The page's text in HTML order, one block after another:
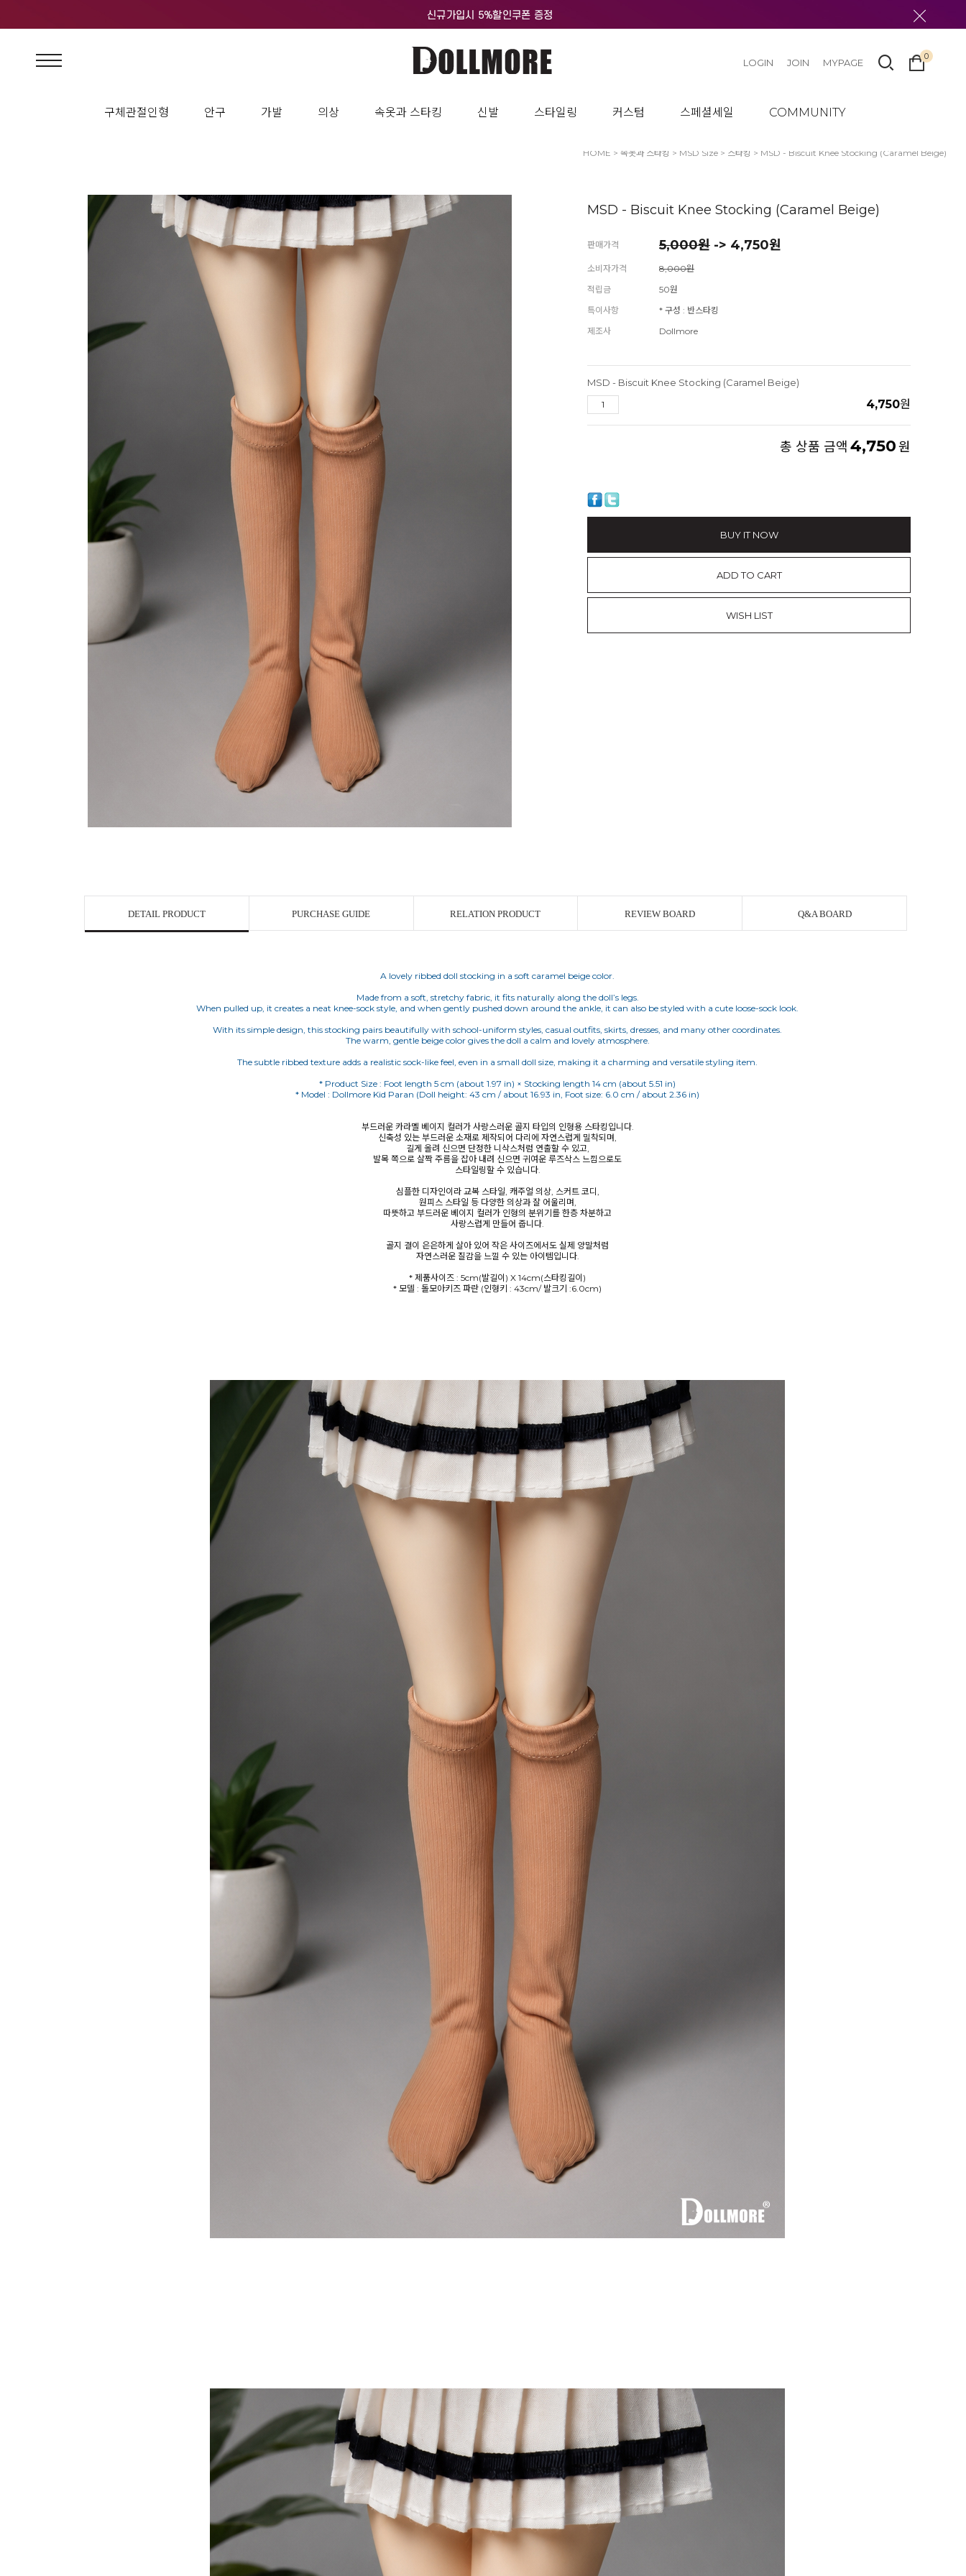
구체관절인형 안구 가발 의상 속옷과 스타킹 신발 스타일링 커스텀 스페셜세일 COMMUNITY
LOGIN JOIN MYPAGE
0
HOME > 속옷과 스타킹 > MSD Size > 스타킹 > MSD - Biscuit Knee Stocking (Caramel Beige)
MSD - Biscuit Knee Stocking (Caramel Beige)
판매가격 5,000원 -> 4,750원
소비자가격
8,000원
적립금
50원
특이사항
* 구성 : 반스타킹
제조사
Dollmore
MSD - Biscuit Knee Stocking (Caramel Beige)
4,750원
총 상품 금액 4,750원
BUY IT NOW
ADD TO CART
WISH LIST
DETAIL PRODUCT PURCHASE GUIDE RELATION PRODUCT REVIEW BOARD Q&A BOARD
A lovely ribbed doll stocking in a soft caramel beige color.
Made from a soft, stretchy fabric, it fits naturally along the doll’s legs.
When pulled up, it creates a neat knee-sock style, and when gently pushed down around the ankle, it can also be styled with a cute loose-sock look.
With its simple design, this stocking pairs beautifully with school-uniform styles, casual outfits, skirts, dresses, and many other coordinates.
The warm, gentle beige color gives the doll a calm and lovely atmosphere.
The subtle ribbed texture adds a realistic sock-like feel, even in a small doll size, making it a charming and versatile styling item.
* Product Size : Foot length 5 cm (about 1.97 in) × Stocking length 14 cm (about 5.51 in)
* Model : Dollmore Kid Paran (Doll height: 43 cm / about 16.93 in, Foot size: 6.0 cm / about 2.36 in)
부드러운 카라멜 베이지 컬러가 사랑스러운 골지 타입의 인형용 스타킹입니다.
신축성 있는 부드러운 소재로 제작되어 다리에 자연스럽게 밀착되며,
길게 올려 신으면 단정한 니삭스처럼 연출할 수 있고,
발목 쪽으로 살짝 주름을 잡아 내려 신으면 귀여운 루즈삭스 느낌으로도
스타일링할 수 있습니다.
심플한 디자인이라 교복 스타일, 캐주얼 의상, 스커트 코디,
원피스 스타일 등 다양한 의상과 잘 어울리며,
따뜻하고 부드러운 베이지 컬러가 인형의 분위기를 한층 차분하고
사랑스럽게 만들어 줍니다.
골지 결이 은은하게 살아 있어 작은 사이즈에서도 실제 양말처럼
자연스러운 질감을 느낄 수 있는 아이템입니다.
* 제품사이즈 : 5cm(발길이) X 14cm(스타킹길이)
* 모델 : 돌모아키즈 파란 (인형키 : 43cm/ 발크기 :6.0cm)